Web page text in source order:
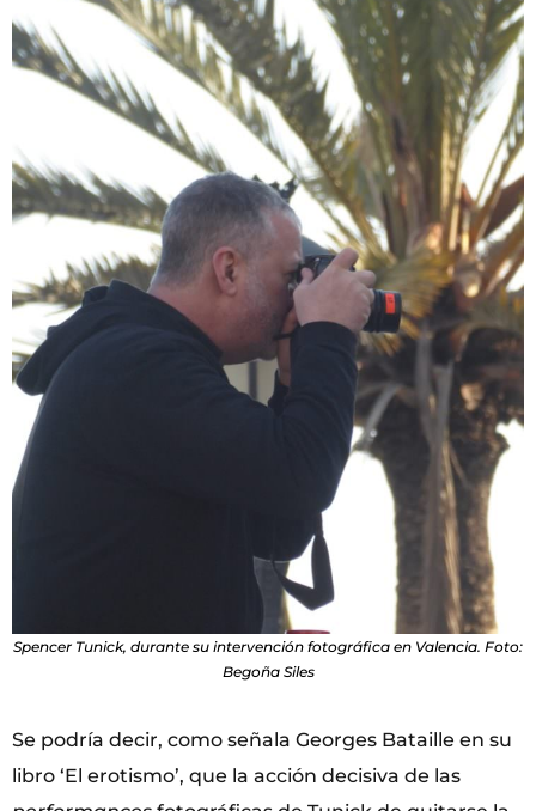
Spencer Tunick, durante su intervención fotográfica en Valencia. Foto:
Begoña Siles
Se podría decir, como señala Georges Bataille en su
libro ‘El erotismo’, que la acción decisiva de las